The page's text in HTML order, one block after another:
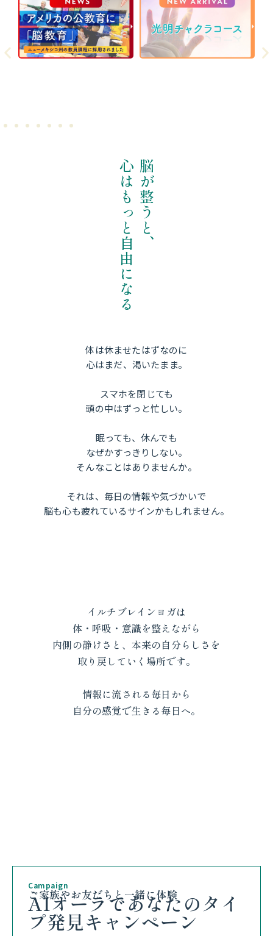
脳が整うと、
心はもっと自由になる
体は休ませたはずなのに
心はまだ、渇いたまま。
スマホを閉じても
頭の中はずっと忙しい。
眠っても、休んでも
なぜかすっきりしない。
そんなことはありませんか。
それは、毎日の情報や気づかいで
脳も心も疲れているサインかもしれません。
イルチブレインヨガは
体・呼吸・意識を整えながら
内側の静けさと、本来の自分らしさを
取り戻していく場所です。
情報に流される毎日から
自分の感覚で生きる毎日へ。
Campaign
ご家族やお友だちと一緒に体験
AIオーラであなたのタイ
プ発見キャンペーン